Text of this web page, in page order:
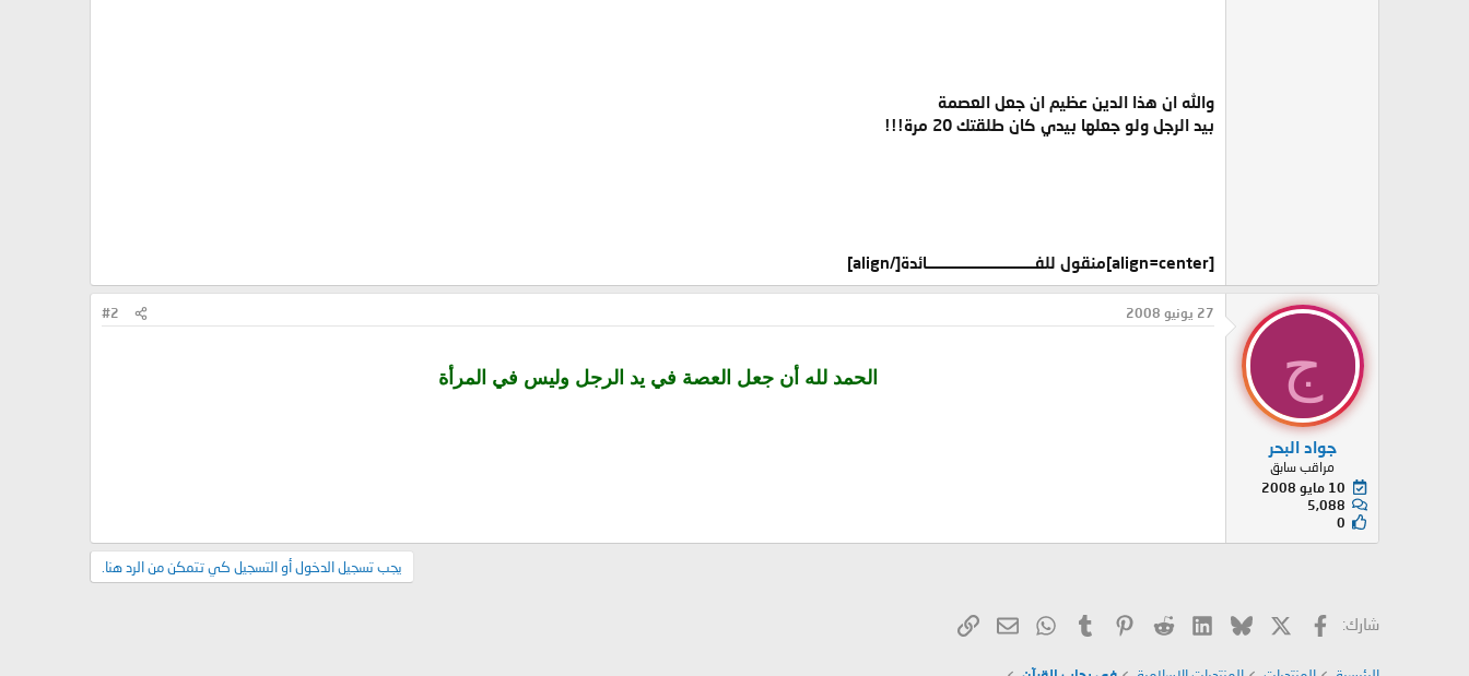
والله ان هذا الدين عظيم ان جعل العصمة
بيد الرجل ولو جعلها بيدي كان طلقتك 20 مرة!!!
[align=center]منقول للفـــــــــــــــــــــــــــــــــائدة[/align]
ج
جواد البحر
مراقب سابق
10 مايو 2008
5,088
0
27 يونيو 2008 #2
الحمد لله أن جعل العصة في يد الرجل وليس في المرأة
يجب تسجيل الدخول أو التسجيل كي تتمكن من الرد هنا.
شارك: فيسبوك Bluesky
LinkedIn
Reddit
Pinterest
Tumblr
WhatsAppالبريد الإلكتروني